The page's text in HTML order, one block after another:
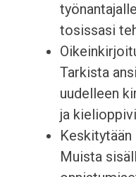
tosissasi
Tarkista
uudelleen
ja
Muista